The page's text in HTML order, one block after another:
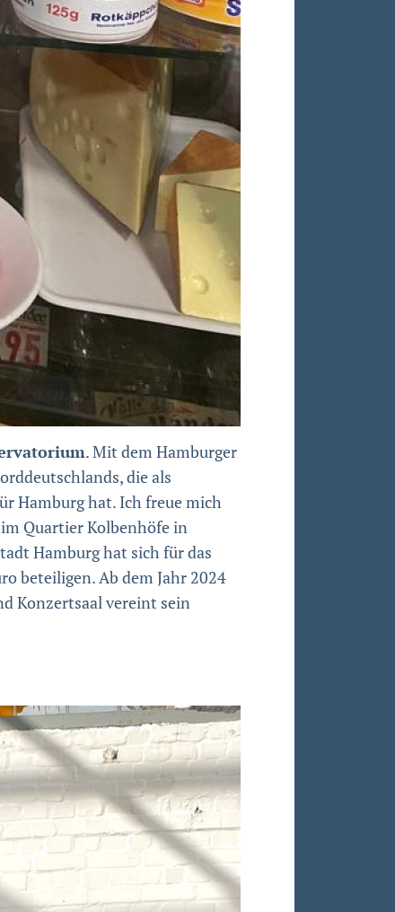
. Mit dem Hamburger
die als
Hamburg hat. Ich freue mich
Quartier Kolbenhöfe in
Hamburg hat sich für das
beteiligen. Ab dem Jahr 2024
Konzertsaal vereint sein